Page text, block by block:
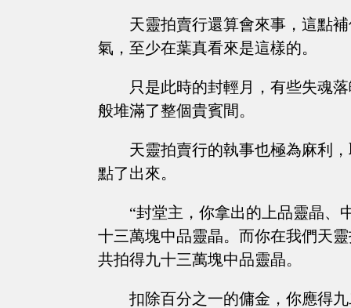
天靈拍賣行還算會來事，這點
氣，至少在葉真看來是這樣的。
只是此時的封輕月，有些失魂
般堆滿了整個貴賓間。
天靈拍賣行的執事也極為麻利
點了出來。
“封堂主，你拿出的上品靈晶、
十三萬塊中品靈晶。而你在我們天
共拍得九十三萬塊中品靈晶。
扣除百分之一的傭金，你應得